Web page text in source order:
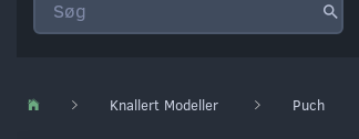
Knallert Modeller Puch